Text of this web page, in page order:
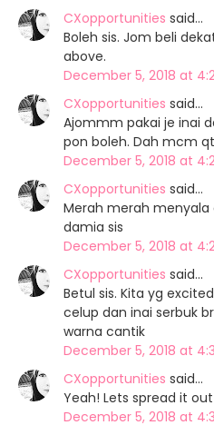
CXopportunities said…
Boleh sis. Jom beli
above.
December 5, 2018 at
CXopportunities said…
Ajommm pakai je inai
pon boleh. Dah mcm
December 5, 2018 at
CXopportunities said…
Merah merah menyala
damia sis
December 5, 2018 at
CXopportunities said…
Betul sis. Kita yg
celup dan inai serbuk
warna cantik
December 5, 2018 at
CXopportunities said…
Yeah! Lets spread it out
December 5, 2018 at